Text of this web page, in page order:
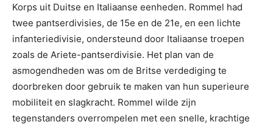
Korps uit Duitse en Italiaanse eenheden. Rommel had
twee pantserdivisies, de 15e en de 21e, en een lichte
infanteriedivisie, ondersteund door Italiaanse troepen
zoals de Ariete-pantserdivisie. Het plan van de
asmogendheden was om de Britse verdediging te
doorbreken door gebruik te maken van hun superieure
mobiliteit en slagkracht. Rommel wilde zijn
tegenstanders overrompelen met een snelle, krachtige